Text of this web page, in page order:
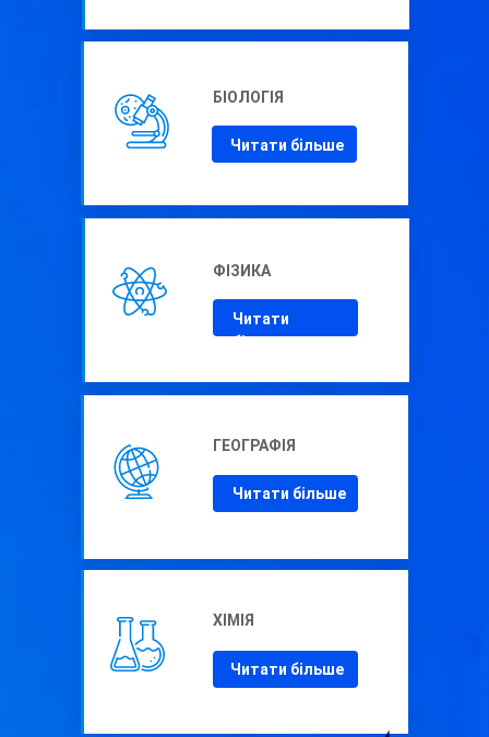
Читати більше
Читати
більше
Читати більше
Читати більше
БІОЛОГІЯ
ФІЗИКА
ГЕОГРАФІЯ
ХІМІЯ